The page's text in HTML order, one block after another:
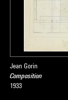
Jean Gorin
Composition
1933